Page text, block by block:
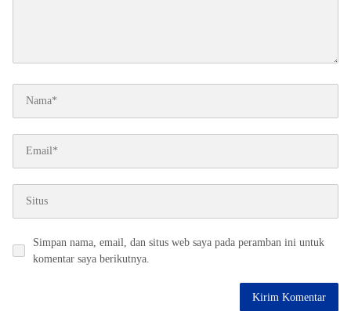
Simpan nama, email, dan situs web saya pada peramban ini untuk
komentar saya berikutnya.